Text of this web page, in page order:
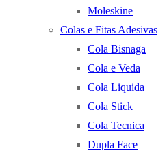
Moleskine
Colas e Fitas Adesivas
Cola Bisnaga
Cola e Veda
Cola Liquida
Cola Stick
Cola Tecnica
Dupla Face